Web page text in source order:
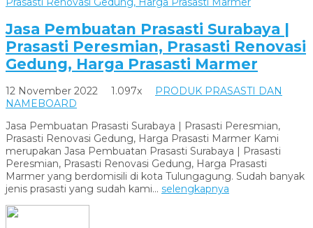
Jasa Pembuatan Prasasti Surabaya |
Prasasti Peresmian, Prasasti Renovasi
Gedung, Harga Prasasti Marmer
12 November 2022 1.097x
PRODUK PRASASTI DAN
NAMEBOARD
Jasa Pembuatan Prasasti Surabaya | Prasasti Peresmian,
Prasasti Renovasi Gedung, Harga Prasasti Marmer Kami
merupakan Jasa Pembuatan Prasasti Surabaya | Prasasti
Peresmian, Prasasti Renovasi Gedung, Harga Prasasti
Marmer yang berdomisili di kota Tulungagung. Sudah banyak
jenis prasasti yang sudah kami... selengkapnya